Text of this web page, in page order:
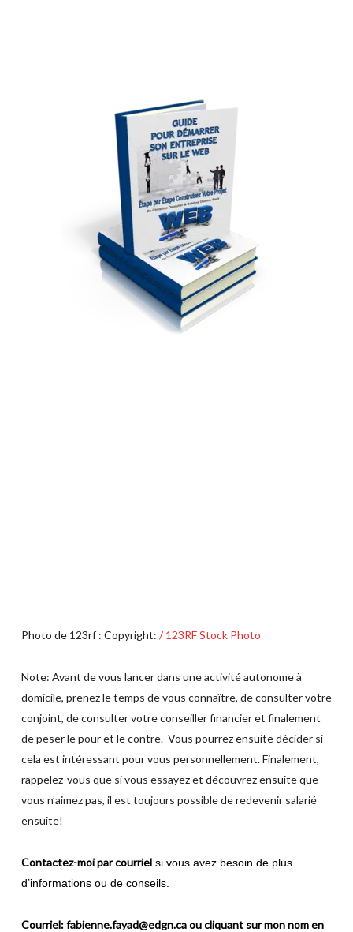
Photo de 123rf : Copyright: / 123RF Stock Photo
Note: Avant de vous lancer dans une activité autonome à
domicile, prenez le temps de vous connaître, de consulter votre
conjoint, de consulter votre conseiller financier et finalement
de peser le pour et le contre. Vous pourrez ensuite décider si
cela est intéressant pour vous personnellement. Finalement,
rappelez-vous que si vous essayez et découvrez ensuite que
vous n’aimez pas, il est toujours possible de redevenir salarié
ensuite!
Contactez-moi par courrielsi vous avez besoin de plus
d’informations ou de conseils.
Courriel:fabienne.fayad@edgn.caou cliquant sur mon nom en